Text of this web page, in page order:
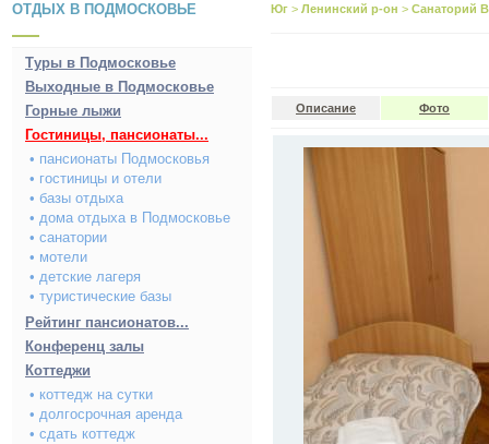
ОТДЫХ В ПОДМОСКОВЬЕ
Туры в Подмосковье
Выходные в Подмосковье
Горные лыжи
Гостиницы, пансионаты...
• пансионаты Подмосковья
• гостиницы и отели
• базы отдыха
• дома отдыха в Подмосковье
• санатории
• мотели
• детские лагеря
• туристические базы
Рейтинг пансионатов...
Конференц залы
Коттеджи
• коттедж на сутки
• долгосрочная аренда
• сдать коттедж
Юг > Ленинский р-он > Санаторий
Описание Фото